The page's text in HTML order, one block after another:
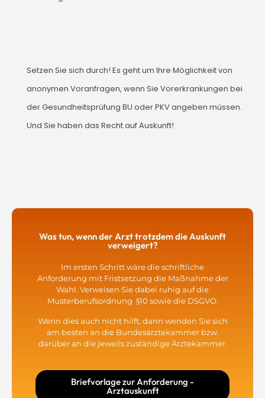
Setzen Sie sich durch! Es geht um Ihre Möglichkeit von
anonymen Voranfragen, wenn Sie Vorerkrankungen bei
derGesundheitsprüfung BU oder PKVangeben müssen.
Und Sie haben das Recht auf Auskunft!
Was tun, wenn der Arzt trotzdem die Auskunft
verweigert?
Im ersten Schritt wäre die schriftliche
Anforderung mit Fristsetzung die Maßnahme der
Wahl. Verweisen Sie dabei ruhig auf die
Musterberufsordnung §10 sowie die DSGVO.
Wenn dies auch nicht hilft, dann wenden Sie sich
am besten an die Bundesärztekammerbzw.
darüber an die jeweils zuständige Ärztekammer.
Briefvorlage zur Anforderung -
Arztauskunft